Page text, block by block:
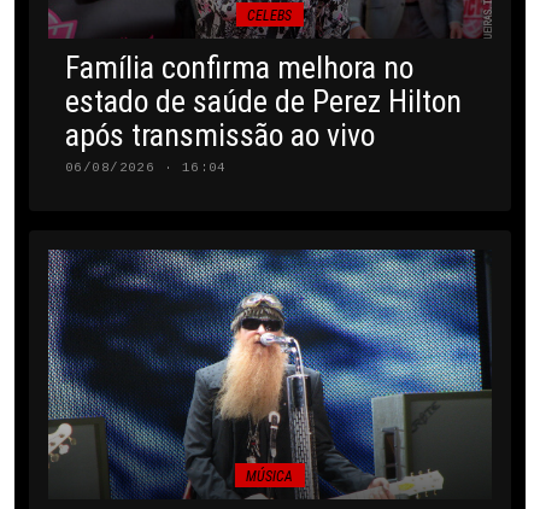
CELEBS
Família confirma melhora no
estado de saúde de Perez Hilton
após transmissão ao vivo
06/08/2026 · 16:04
MÚSICA